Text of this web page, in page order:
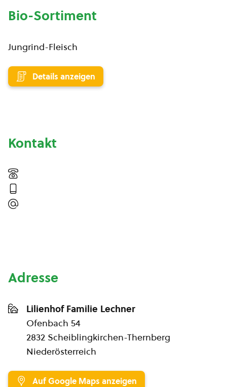
Bio-Sortiment
Jungrind-Fleisch
Details anzeigen
Kontakt
Adresse
Lilienhof Familie Lechner
Ofenbach 54
2832 Scheiblingkirchen-Thernberg
Niederösterreich
Auf Google Maps anzeigen